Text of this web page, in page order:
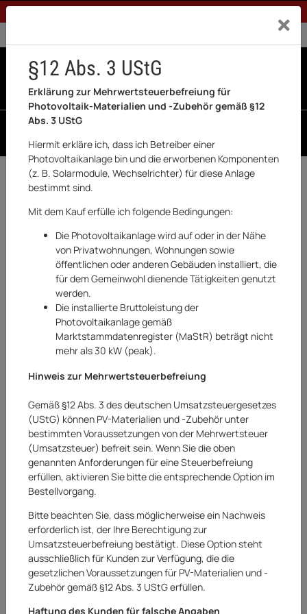
1% Rabatt bei Banküberweisung (Privatkunden)Exklusiv
Zurück Backup Box
TOP
ipuro
Huawei Energy Management 3-Phasen
SmartGuard-63A-T0
Art.Nr.:20252148AR
659,00 €
0% USt.für Betreiber der Anlage gem. § 12 Abs. 3 UStGVersandkostenfreie
§12 Abs. 3 UStG
Erklärung zur Mehrwertsteuerbefreiung für
Photovoltaik-Materialien und -Zubehör gemäß §12
Abs. 3 UStG
Hiermit erkläre ich, dass ich Betreiber einer
Photovoltaikanlage bin und die erworbenen Komponenten
(z. B. Solarmodule, Wechselrichter) für diese Anlage
bestimmt sind.
Mit dem Kauf erfülle ich folgende Bedingungen:
Die Photovoltaikanlage wird auf oder in der Nähe
von Privatwohnungen, Wohnungen sowie
öffentlichen oder anderen Gebäuden installiert, die
für dem Gemeinwohl dienende Tätigkeiten genutzt
werden.
Die installierte Bruttoleistung der
Photovoltaikanlage gemäß
Marktstammdatenregister (MaStR) beträgt nicht
mehr als 30 kW (peak).
Hinweis zur Mehrwertsteuerbefreiung
Gemäß §12 Abs. 3 des deutschen Umsatzsteuergesetzes
(UStG) können PV-Materialien und -Zubehör unter
bestimmten Voraussetzungen von der Mehrwertsteuer
(Umsatzsteuer) befreit sein. Wenn Sie die oben
genannten Anforderungen für eine Steuerbefreiung
erfüllen, aktivieren Sie bitte die entsprechende Option im
Bestellvorgang.
Bitte beachten Sie, dass möglicherweise ein Nachweis
erforderlich ist, der Ihre Berechtigung zur
Umsatzsteuerbefreiung bestätigt. Diese Option steht
ausschließlich für Kunden zur Verfügung, die die
gesetzlichen Voraussetzungen für PV-Materialien und -
Zubehör gemäß §12 Abs. 3 UStG erfüllen.
Haftung des Kunden für falsche Angaben